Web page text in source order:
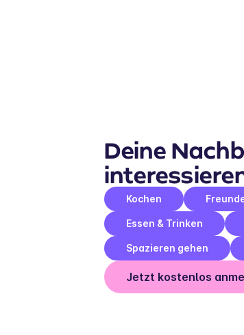
Deine
Kochen
Essen & Trinken
Spazieren gehen
Jetzt kostenlos